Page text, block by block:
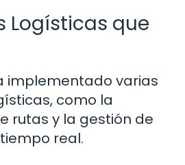
Logísticas que
implementado varias
como la
rutas y la gestión de
real.